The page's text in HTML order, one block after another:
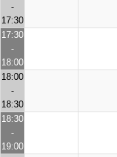
-
17:30
17:30
-
18:00
18:00
-
18:30
18:30
-
19:00